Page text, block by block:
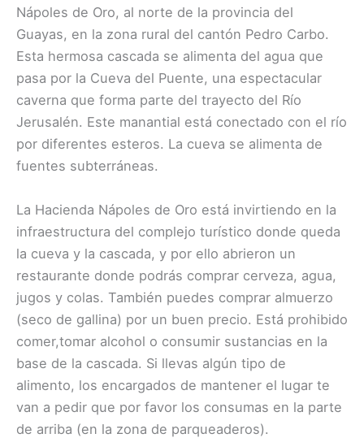
Nápoles de Oro, al norte de la provincia del
Guayas, en la zona rural del cantón Pedro Carbo.
Esta hermosa cascada se alimenta del agua que
pasa por la Cueva del Puente, una espectacular
caverna que forma parte del trayecto del Río
Jerusalén. Este manantial está conectado con el río
por diferentes esteros. La cueva se alimenta de
fuentes subterráneas.
La Hacienda Nápoles de Oro está invirtiendo en la
infraestructura del complejo turístico donde queda
la cueva y la cascada, y por ello abrieron un
restaurante donde podrás comprar cerveza, agua,
jugos y colas. También puedes comprar almuerzo
(seco de gallina) por un buen precio. Está prohibido
comer,tomar alcohol o consumir sustancias en la
base de la cascada. Si llevas algún tipo de
alimento, los encargados de mantener el lugar te
van a pedir que por favor los consumas en la parte
de arriba (en la zona de parqueaderos).